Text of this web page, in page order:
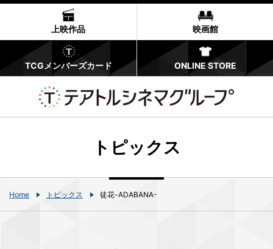
上映作品 映画館
TCGメンバーズカード ONLINE STORE
トピックス
Home トピックス 徒花-ADABANA-